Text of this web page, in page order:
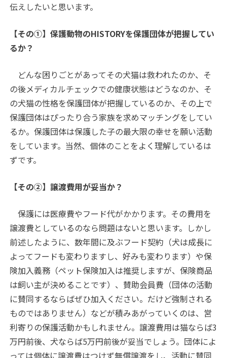
伝えしたいと思います。
【その①】保護動物のHISTORYを保護団体が把握してい
るか？
どんな困りごとがあってその犬猫は救われたのか、そ
の後メディカルチェックでの健康状態はどうなのか、そ
の犬猫の性格を保護団体が把握しているのか、その上で
保護団体はぴったり合う家族を求めマッチングをしてい
るか。保護団体は保護した子の最大限の幸せを願い活動
をしています。当然、個体のことをよく理解しているは
ずです。
【その➁】譲渡費用が妥当か？
保護には医療費やフード代がかかります。その費用を
譲渡費としているのなら問題はないと思います。しかし
前述したように、数年間に及ぶフード契約（犬は成長に
よってフードも変わりますし、好みも変わります）や保
険加入義務（ペット保険加入は推奨しますが、保険商品
は飼い主が決めることです）、賛助会員費（団体の活動
に賛同するならばぜひ加入ください。だけど強制される
ものではありません）などが積みあがっていくのは、営
利寄りの保護活動かもしれません。譲渡費用は猫ならば3
万円前後、犬ならば5万円前後が妥当でしょう。団体によ
っては個体に譲渡費はつけず無償譲渡をし、活動に賛同